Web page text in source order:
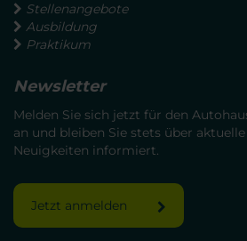
Stellenangebote
Ausbildung
Praktikum
Newsletter
Melden Sie sich jetzt für den
an und bleiben Sie stets über
Neuigkeiten informiert.
Jetzt anmelden